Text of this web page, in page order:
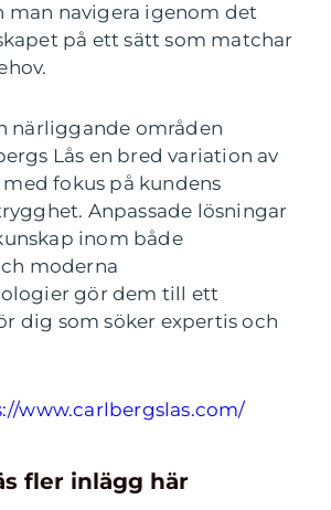
man navigera igenom det
på ett sätt som matchar
närliggande områden
Lås en bred variation av
fokus på kundens
Anpassade lösningar
inom både
moderna
gör dem till ett
dig som söker expertis och
www.carlbergslas.com/
fler inlägg här